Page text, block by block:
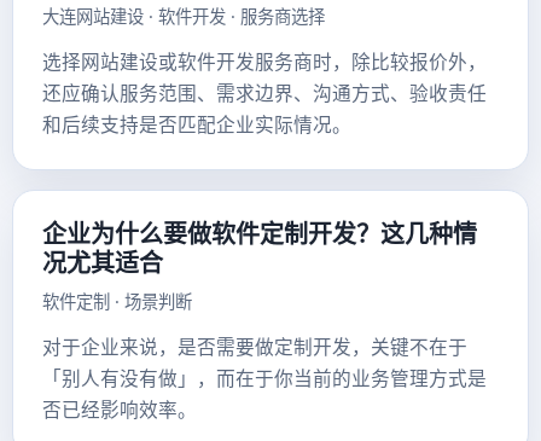
大连网站建设 · 软件开发 · 服务商选择
选择网站建设或软件开发服务商时，除比较报价外，
还应确认服务范围、需求边界、沟通方式、验收责任
和后续支持是否匹配企业实际情况。
企业为什么要做软件定制开发？这几种情
况尤其适合
软件定制 · 场景判断
对于企业来说，是否需要做定制开发，关键不在于
「别人有没有做」，而在于你当前的业务管理方式是
否已经影响效率。